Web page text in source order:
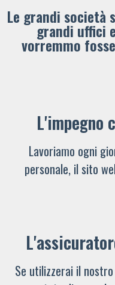
Le grandi società
grandi uffici
vorremmo
L'impegno
Lavoriamo ogni
personale, il sito
Se utilizzerai il